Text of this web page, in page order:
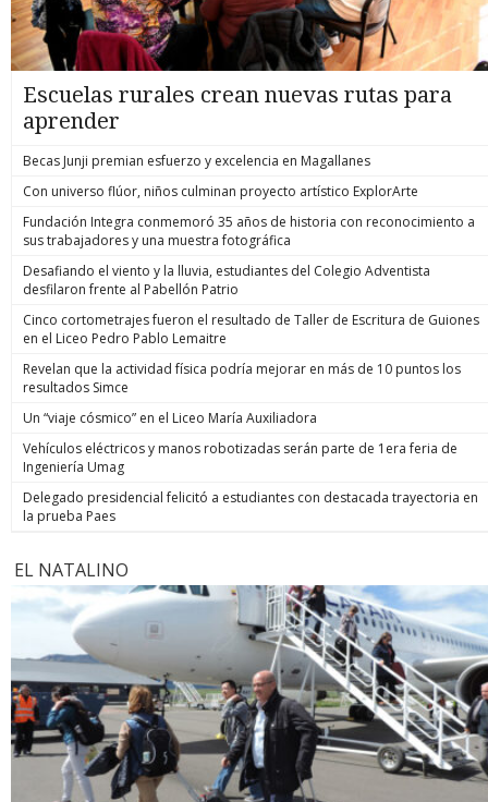
Escuelas rurales crean nuevas rutas para
aprender
Becas Junji premian esfuerzo y excelencia en Magallanes
Con universo flúor, niños culminan proyecto artístico ExplorArte
Fundación Integra conmemoró 35 años de historia con reconocimiento a
sus trabajadores y una muestra fotográfica
Desafiando el viento y la lluvia, estudiantes del Colegio Adventista
desfilaron frente al Pabellón Patrio
Cinco cortometrajes fueron el resultado de Taller de Escritura de Guiones
en el Liceo Pedro Pablo Lemaitre
Revelan que la actividad física podría mejorar en más de 10 puntos los
resultados Simce
Un “viaje cósmico” en el Liceo María Auxiliadora
Vehículos eléctricos y manos robotizadas serán parte de 1era feria de
Ingeniería Umag
Delegado presidencial felicitó a estudiantes con destacada trayectoria en
la prueba Paes
EL NATALINO